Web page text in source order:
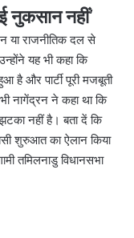
नुकसान नहीं’
या राजनीतिक दल से
यह भी कहा कि
है और पार्टी पूरी मजबूती
नागेंद्रन ने कहा था कि
झटका नहीं है। बता दें कि
शुरुआत का ऐलान किया
तमिलनाडु विधानसभा